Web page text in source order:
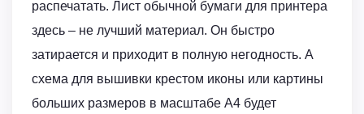
распечатать. Лист обычной бумаги для принтера
здесь – не лучший материал. Он быстро
затирается и приходит в полную негодность. А
схема для вышивки крестом иконы или картины
больших размеров в масштабе А4 будет